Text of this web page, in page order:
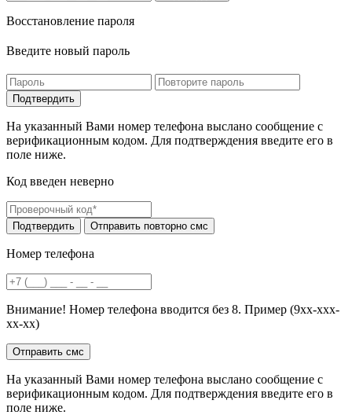
Восстановление пароля
Введите новый пароль
На указанный Вами номер телефона выслано сообщение с
верификационным кодом. Для подтверждения введите его в
поле ниже.
Код введен неверно
Номер телефона
Внимание! Номер телефона вводится без 8. Пример (9хх-ххх-
хх-хх)
На указанный Вами номер телефона выслано сообщение с
верификационным кодом. Для подтверждения введите его в
поле ниже.